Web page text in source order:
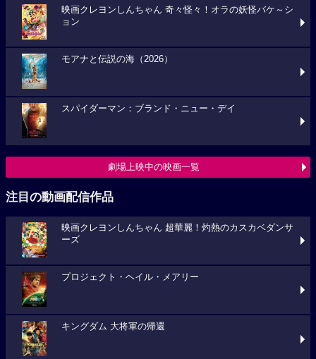
映画クレヨンしんちゃん 奇々怪々！オラの妖怪バケ～シ
ョン
モアナと伝説の海（2026）
スパイダーマン：ブランド・ニュー・デイ
劇場上映中の映画一覧
注目の動画配信作品
映画クレヨンしんちゃん 超華麗！灼熱のカスカベダンサ
ーズ
プロジェクト・ヘイル・メアリー
キングダム 大将軍の帰還